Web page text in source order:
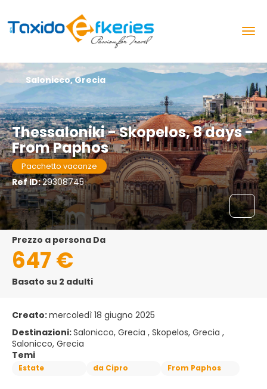
Thessaloniki - Skopelos, 8 days -
From Paphos
Pacchetto vacanze
Ref ID:29308745
Salonicco, Grecia
prezzo a persona Da
647 €
Basato su 2 adulti
Creato:mercoledì 18 giugno 2025
Destinazioni:Salonicco, Grecia , Skopelos, Grecia ,
Salonicco, Grecia
Temi
Estate da Cipro From Paphos